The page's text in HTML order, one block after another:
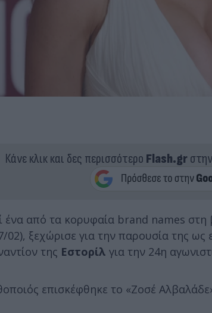
Κάνε κλικ και δες περισσότερο Flash.gr
ένα από τα κορυφαία brand names
ξεχώρισε για την παρουσία της ως
της Εστορίλ για την 24η
επισκέφθηκε το «Ζοσέ